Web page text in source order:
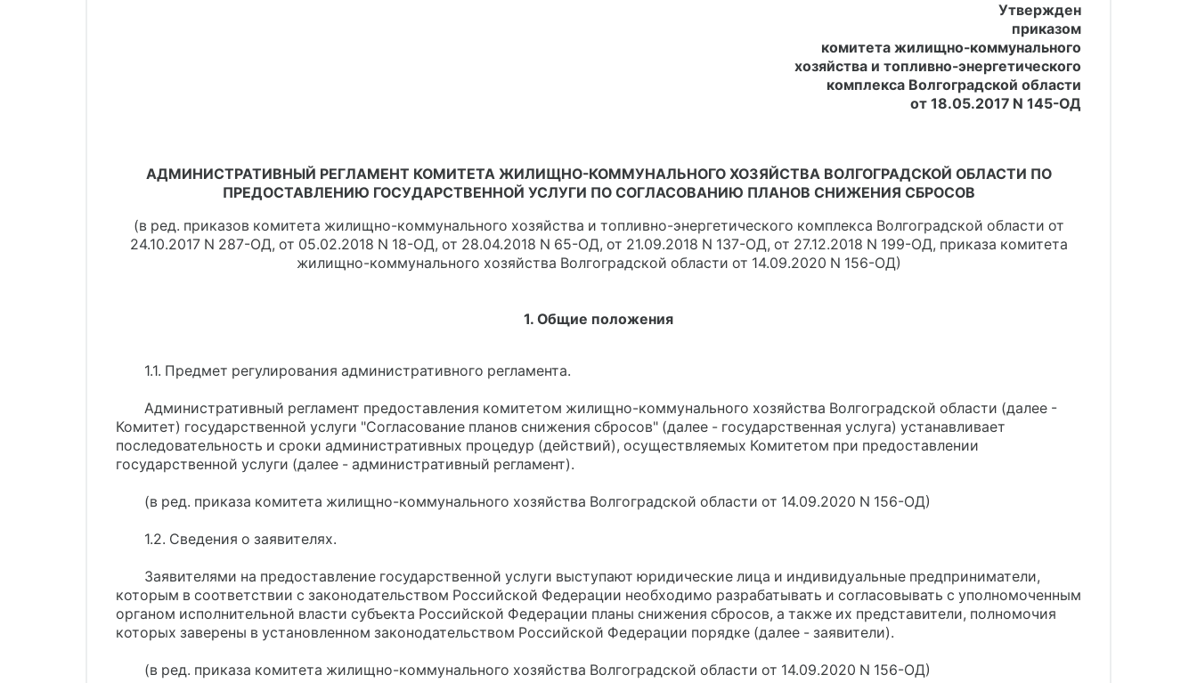
Утвержден
приказом
комитета жилищно-коммунального
хозяйства и топливно-энергетического
комплекса Волгоградской области
от 18.05.2017 N 145-ОД
АДМИНИСТРАТИВНЫЙ РЕГЛАМЕНТ КОМИТЕТА ЖИЛИЩНО-КОММУНАЛЬНОГО ХОЗЯЙСТВА ВОЛГОГРАДСКОЙ ОБЛАСТИ ПО
ПРЕДОСТАВЛЕНИЮ ГОСУДАРСТВЕННОЙ УСЛУГИ ПО СОГЛАСОВАНИЮ ПЛАНОВ СНИЖЕНИЯ СБРОСОВ
(в ред. приказов комитета жилищно-коммунального хозяйства и топливно-энергетического комплекса Волгоградской области от
24.10.2017 N 287-ОД, от 05.02.2018 N 18-ОД, от 28.04.2018 N 65-ОД, от 21.09.2018 N 137-ОД, от 27.12.2018 N 199-ОД, приказа комитета
жилищно-коммунального хозяйства Волгоградской области от 14.09.2020 N 156-ОД)
1. Общие положения
1.1. Предмет регулирования административного регламента.
Административный регламент предоставления комитетом жилищно-коммунального хозяйства Волгоградской области (далее -
Комитет) государственной услуги "Согласование планов снижения сбросов" (далее - государственная услуга) устанавливает
последовательность и сроки административных процедур (действий), осуществляемых Комитетом при предоставлении
государственной услуги (далее - административный регламент).
(в ред. приказа комитета жилищно-коммунального хозяйства Волгоградской области от 14.09.2020 N 156-ОД)
1.2. Сведения о заявителях.
Заявителями на предоставление государственной услуги выступают юридические лица и индивидуальные предприниматели,
которым в соответствии с законодательством Российской Федерации необходимо разрабатывать и согласовывать с уполномоченным
органом исполнительной власти субъекта Российской Федерации планы снижения сбросов, а также их представители, полномочия
которых заверены в установленном законодательством Российской Федерации порядке (далее - заявители).
(в ред. приказа комитета жилищно-коммунального хозяйства Волгоградской области от 14.09.2020 N 156-ОД)